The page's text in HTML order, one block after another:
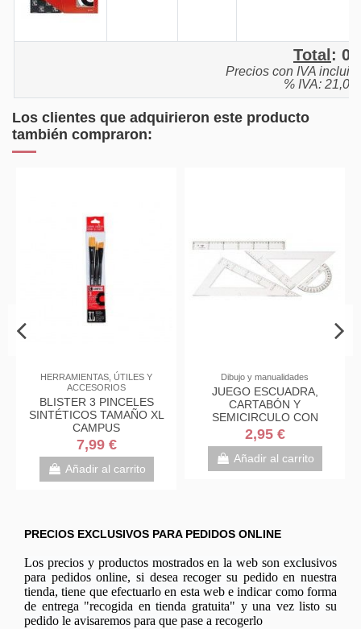
Total:
Precios con IVA
% IVA:
Los clientes que adquirieron este producto
también compraron:
Dibujo y manualidades
JUEGO ESCUADRA,
CARTABÓN Y
SEMICIRCULO CON
FUNDA DE PLÁSTICO
2,95 €
Añadir al carrito
Dibujo y manualidades
REGLAS DE PLÁSTICO
20CM
0,45 €
Añadir al carrito
PRECIOS EXCLUSIVOS PARA PEDIDOS ONLINE
Los precios y productos mostrados en la web son exclusivos
para pedidos online, si desea recoger su pedido en nuestra
tienda, tiene que efectuarlo en esta web e indicar como forma
de entrega "recogida en tienda gratuita" y una vez listo su
pedido le avisaremos para que pase a recogerlo